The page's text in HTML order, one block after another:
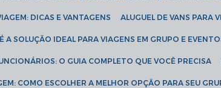
DICAS E VANTAGENS ALUGUEL DE VANS PARA
A SOLUÇÃO IDEAL PARA VIAGENS EM GRUPO E
O GUIA COMPLETO QUE VOCÊ PRECISA
COMO ESCOLHER A MELHOR OPÇÃO PARA SEU